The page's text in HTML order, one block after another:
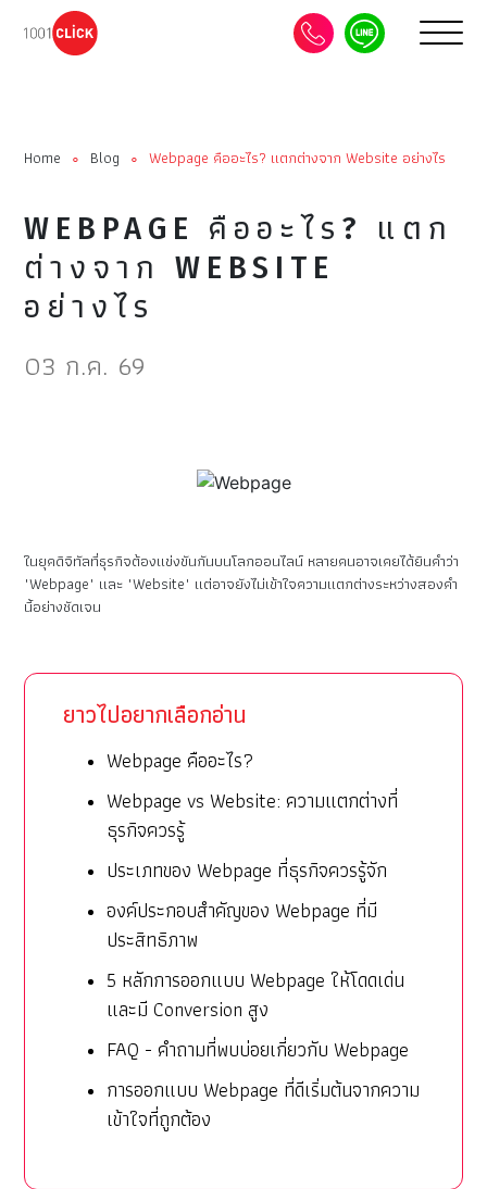
Home ∘ Blog ∘ Webpage คืออะไร? แตกต่างจาก Website อย่างไร
WEBPAGE คืออะไร? แตก
ต่างจาก WEBSITE
อย่างไร
03 ก.ค. 69
ในยุคดิจิทัลที่ธุรกิจต้องแข่งขันกันบนโลกออนไลน์ หลายคนอาจเคยได้ยินคำว่า
"Webpage" และ "Website" แต่อาจยังไม่เข้าใจความแตกต่างระหว่างสองคำ
นี้อย่างชัดเจน
ยาวไปอยากเลือกอ่าน
Webpage คืออะไร?
Webpage vs Website: ความแตกต่างที่
ธุรกิจควรรู้
ประเภทของ Webpage ที่ธุรกิจควรรู้จัก
องค์ประกอบสำคัญของ Webpage ที่มี
ประสิทธิภาพ
5 หลักการออกแบบ Webpage ให้โดดเด่น
และมี Conversion สูง
FAQ - คำถามที่พบบ่อยเกี่ยวกับ Webpage
การออกแบบ Webpage ที่ดีเริ่มต้นจากความ
เข้าใจที่ถูกต้อง